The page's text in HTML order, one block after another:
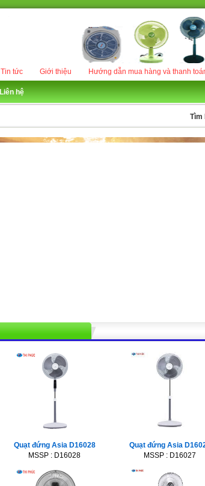
Hướng dẫn mua hàng và thanh
Giới thiệu
Tin tức
Liên hệ
Tìm
Quạt đứng Asia D16028
MSSP : D16028
Quạt đứng Asia
MSSP : D16027